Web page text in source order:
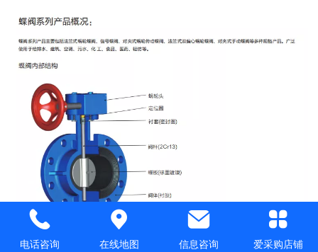
电话咨询 在线地图 信息咨询 爱采购店铺